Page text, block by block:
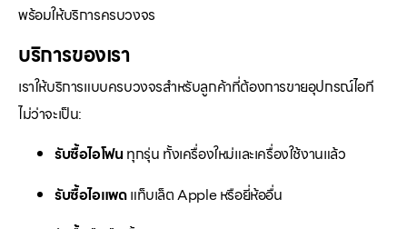
พร้อมให้บริการครบวงจร
บริการของเรา
เราให้บริการแบบครบวงจรสำหรับลูกค้าที่ต้องการขายอุปกรณ์ไอที
ไม่ว่าจะเป็น:
รับซื้อไอโฟน ทุกรุ่น ทั้งเครื่องใหม่และเครื่องใช้งานแล้ว
รับซื้อไอแพดแท็บเล็ต Apple หรือยี่ห้ออื่น